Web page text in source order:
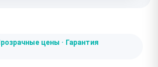
цены · Гарантия